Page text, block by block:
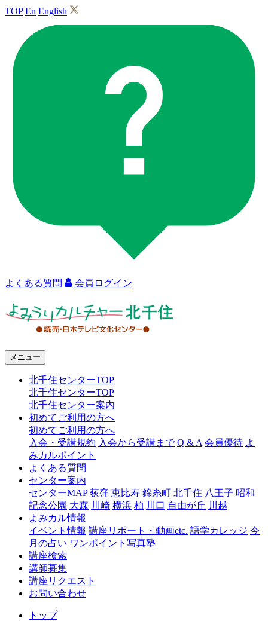
TOP En English
よくある質問 会員ログイン
ャ
千
メニュー
北千住センターTOP
北千住センターTOP
北千住センター案内
初めてご利用の方へ
初めてご利用の方へ
入会・受講規約 入会から受講まで Q & A 会員優待 よ
みカルポイント
よくある質問
センター案内
センターMAP 荻窪 恵比寿 錦糸町 北千住 八王子 昭和
記念公園 大森 川崎 横浜 柏 川口 自由が丘 川越
よみカル情報
イベント情報 講座リポート・動画etc. 語学カレッジ 今
月の占い ワンポイント写真塾
講座検索
講師募集
講座リクエスト
お問い合わせ
トップ